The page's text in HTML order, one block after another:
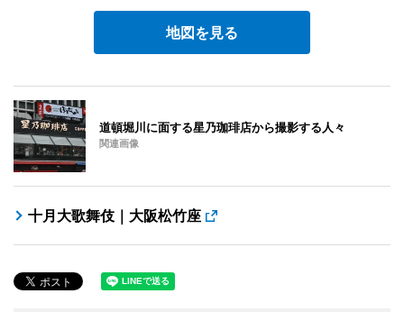
地図を見る
道頓堀川に面する星乃珈琲店から撮影する人々
関連画像
十月大歌舞伎｜大阪松竹座